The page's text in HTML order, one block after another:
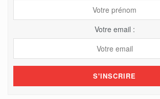
Votre email :